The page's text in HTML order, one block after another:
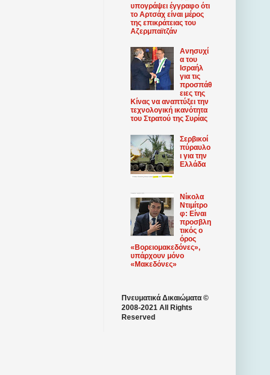
υπογράψει έγγραφο ότι
το Αρτσάχ είναι μέρος
της επικράτειας του
Αζερμπαϊτζάν
Ανησυχί
α του
Ισραήλ
για τις
προσπάθ
ειες της
Κίνας να αναπτύξει την
τεχνολογική ικανότητα
του Στρατού της Συρίας
Σερβικοί
πύραυλο
ι για την
Ελλάδα
Νίκολα
Ντιμίτρο
φ: Είναι
προσβλη
τικός ο
όρος
«Βορειομακεδόνες»,
υπάρχουν μόνο
«Μακεδόνες»
Πνευματικά Δικαιώματα ©
2008-2021 All Rights
Reserved